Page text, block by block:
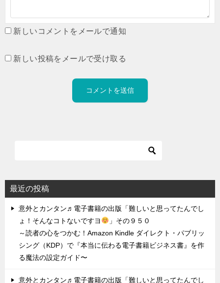
新しいコメントをメールで通知
新しい投稿をメールで受け取る
最近の投稿
意外とカンタン♬電子書籍の出版「難しいと思ってたんでし
ょ！そんなコトないですヨ
」その９５０
～読者の心をつかむ！Amazon Kindle ダイレクト・パブリッ
シング（KDP）で『本当に伝わる電子書籍ビジネス書』を作
る魔法の設定ガイド〜
意外とカンタン♬電子書籍の出版「難しいと思ってたんでし